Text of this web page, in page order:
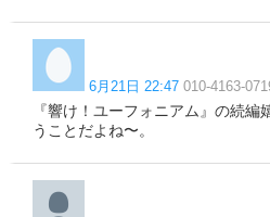
6月21日 22:47 010-4163-
『響け！ユーフォニアム』の続
うことだよね〜。